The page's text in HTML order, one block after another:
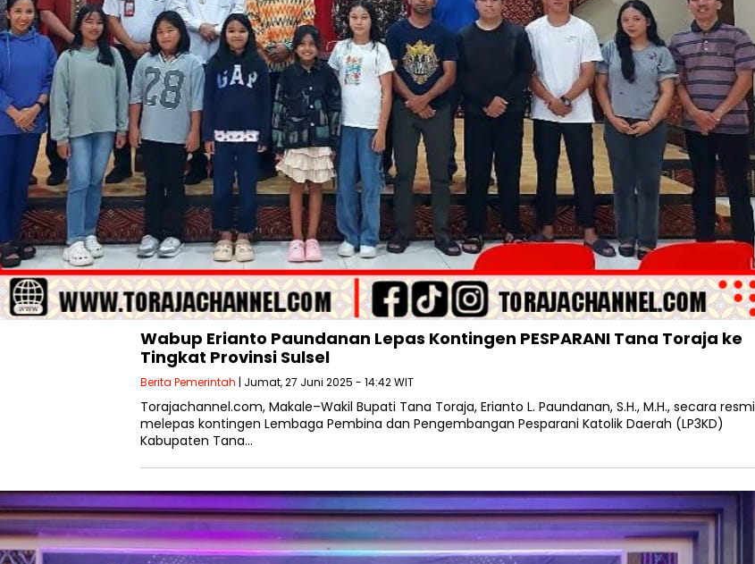
Wabup Erianto Paundanan Lepas Kontingen PESPARANI Tana Toraja ke
Tingkat Provinsi Sulsel
Berita Pemerintah | Jumat, 27 Juni 2025 - 14:42 WIT
Torajachannel.com, Makale–Wakil Bupati Tana Toraja, Erianto L. Paundanan, S.H., M.H., secara resmi
melepas kontingen Lembaga Pembina dan Pengembangan Pesparani Katolik Daerah (LP3KD)
Kabupaten Tana…